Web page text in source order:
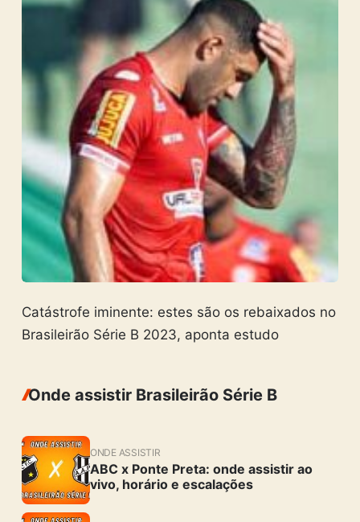
Catástrofe iminente: estes são os rebaixados no
Brasileirão Série B 2023, aponta estudo
Onde assistir Brasileirão Série B
ONDE ASSISTIR
ABC x Ponte Preta: onde assistir ao
vivo, horário e escalações